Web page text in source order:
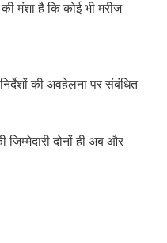
मंशा है कि कोई भी मरीज
की अवहेलना पर संबंधित
दोनों ही अब और